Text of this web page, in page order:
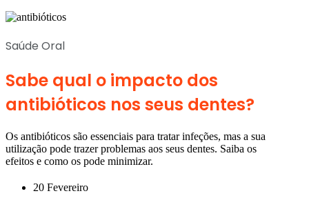
Saúde Oral
Sabe qual o impacto dos
antibióticos nos seus dentes?
Os antibióticos são essenciais para tratar infeções, mas a sua
utilização pode trazer problemas aos seus dentes. Saiba os
efeitos e como os pode minimizar.
20 Fevereiro